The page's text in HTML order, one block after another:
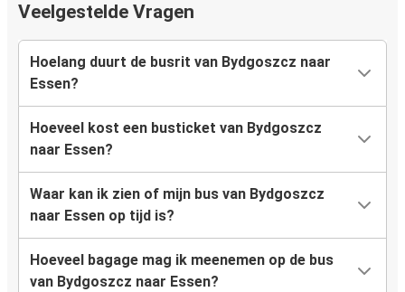
Veelgestelde Vragen
Hoelang duurt de busrit van Bydgoszcz naar
Essen?
Hoeveel kost een busticket van Bydgoszcz
naar Essen?
Waar kan ik zien of mijn bus van Bydgoszcz
naar Essen op tijd is?
Hoeveel bagage mag ik meenemen op de bus
van Bydgoszcz naar Essen?